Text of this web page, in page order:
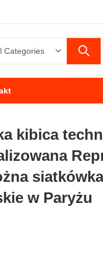
kibica
w Paryżu